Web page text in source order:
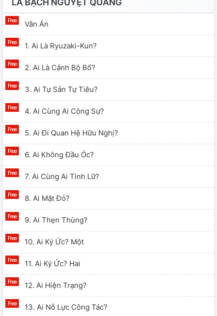
câu tóm tắt: Người trưởng thành thông báo sau khi thất
bại một chút đều không xấu hổ Lập ý: Ái muốn nói xuất
LÀ BẠCH NGUYỆT QUANG
Văn Án
1. Ai Là Ryuzaki-Kun?
2. Ai Là Cảnh Bộ Bổ?
3. Ai Tự Sản Tự Tiêu?
4. Ai Cùng Ai Cộng Sự?
5. Ai Đi Quan Hệ Hữu Nghị?
6. Ai Không Đầu Óc?
7. Ai Cùng Ai Tình Lữ?
8. Ai Mặt Đỏ?
9. Ai Thẹn Thùng?
10. Ai Ký Ức? Một
11. Ai Ký Ức? Hai
12. Ai Hiện Trạng?
13. Ai Nỗ Lực Công Tác?